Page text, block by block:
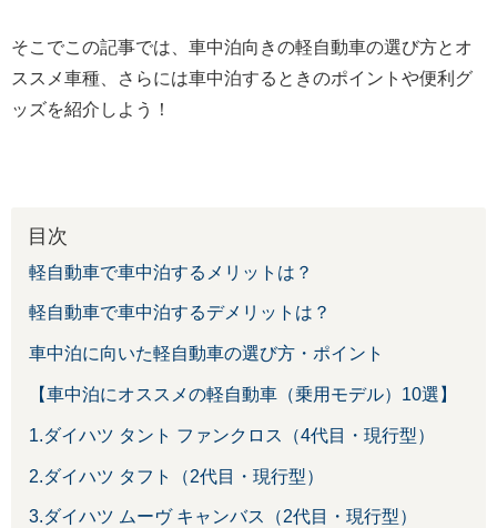
そこでこの記事では、車中泊向きの軽自動車の選び方とオ
ススメ車種、さらには車中泊するときのポイントや便利グ
ッズを紹介しよう！
目次
軽自動車で車中泊するメリットは？
軽自動車で車中泊するデメリットは？
車中泊に向いた軽自動車の選び方・ポイント
【車中泊にオススメの軽自動車（乗用モデル）10選】
1.ダイハツ タント ファンクロス（4代目・現行型）
2.ダイハツ タフト（2代目・現行型）
3.ダイハツ ムーヴ キャンバス（2代目・現行型）